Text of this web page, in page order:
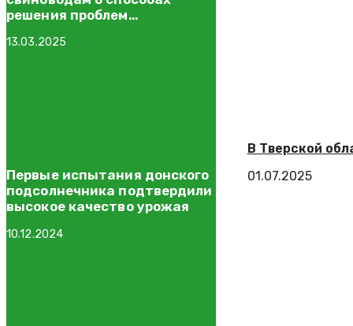
В Тверской
01.07.2025
решения проблем
и теплового стресса
13.03.2025
Первые испытания донского
подсолнечника подтвердили
высокое качество урожая
10.12.2024